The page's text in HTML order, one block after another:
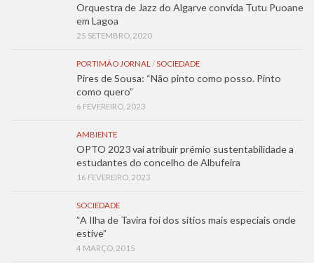
Orquestra de Jazz do Algarve convida Tutu Puoane
em Lagoa
25 SETEMBRO, 2020
PORTIMÃO JORNAL /SOCIEDADE
Pires de Sousa: “Não pinto como posso. Pinto
como quero”
6 FEVEREIRO, 2023
AMBIENTE
OPTO 2023 vai atribuir prémio sustentabilidade a
estudantes do concelho de Albufeira
16 FEVEREIRO, 2023
SOCIEDADE
“A Ilha de Tavira foi dos sítios mais especiais onde
estive”
4 MARÇO, 2015